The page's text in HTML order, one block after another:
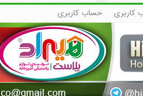
کاربری حساب کاربری